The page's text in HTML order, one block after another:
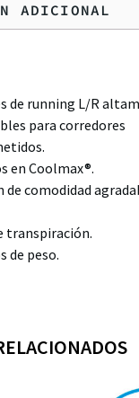
ADICIONAL
de running L/R
para corredores
en Coolmax®.
de comodidad
transpiración.
de peso.